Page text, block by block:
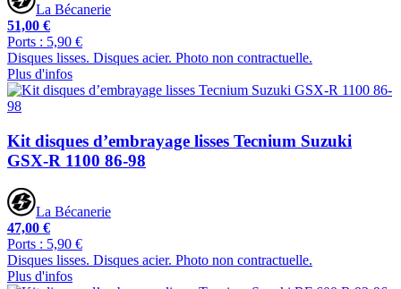
La Bécanerie
51,00 €
Ports : 5,90 €
Disques lisses. Disques acier. Photo non contractuelle.
Plus d'infos
Kit disques d’embrayage lisses Tecnium Suzuki
GSX-R 1100 86-98
La Bécanerie
47,00 €
Ports : 5,90 €
Disques lisses. Disques acier. Photo non contractuelle.
Plus d'infos